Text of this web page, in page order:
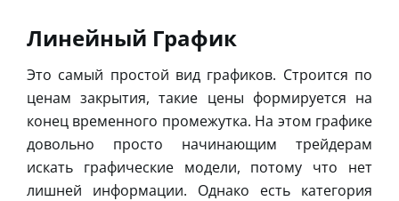
Линейный График
Это самый простой вид графиков. Строится по
ценам закрытия, такие цены формируется на
конец временного промежутка. На этом графике
довольно просто начинающим трейдерам
искать графические модели, потому что нет
лишней информации. Однако есть категория